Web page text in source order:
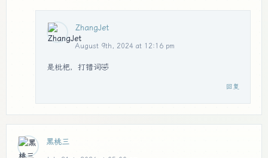
ZhangJet
August 9th, 2024 at 12:16 pm
是枇杷，打错词🤣
回复
黑桃三